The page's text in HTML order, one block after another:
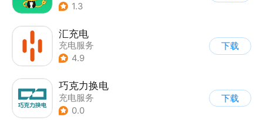
1.3
汇充电
充电服务
4.9
下载
巧克力换电
充电服务
0.0
下载